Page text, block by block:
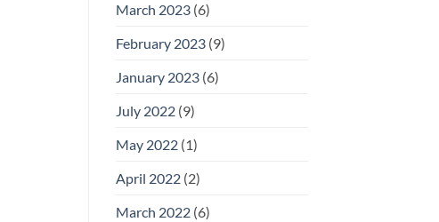
March 2023(6)
February 2023(9)
January 2023(6)
July 2022(9)
May 2022(1)
April 2022(2)
March 2022(6)